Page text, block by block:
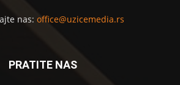
nas: office@uzicemedia.rs
PRATITE NAS